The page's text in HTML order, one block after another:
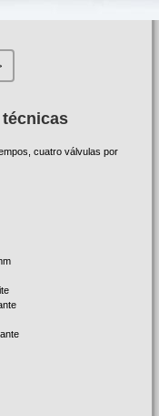
cuatro válvulas por